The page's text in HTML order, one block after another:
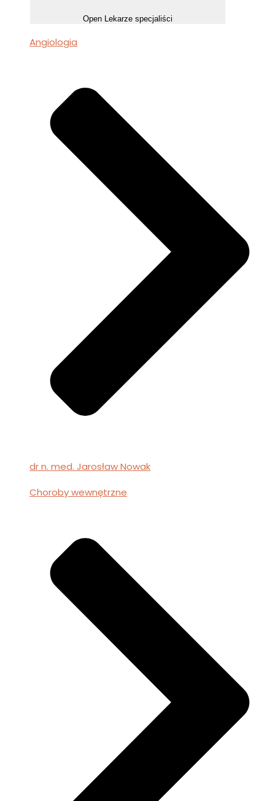
Open Lekarze specjaliści
Angiologia
dr n. med. Jarosław Nowak
Choroby wewnętrzne